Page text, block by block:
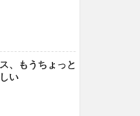
、もうちょっと
い